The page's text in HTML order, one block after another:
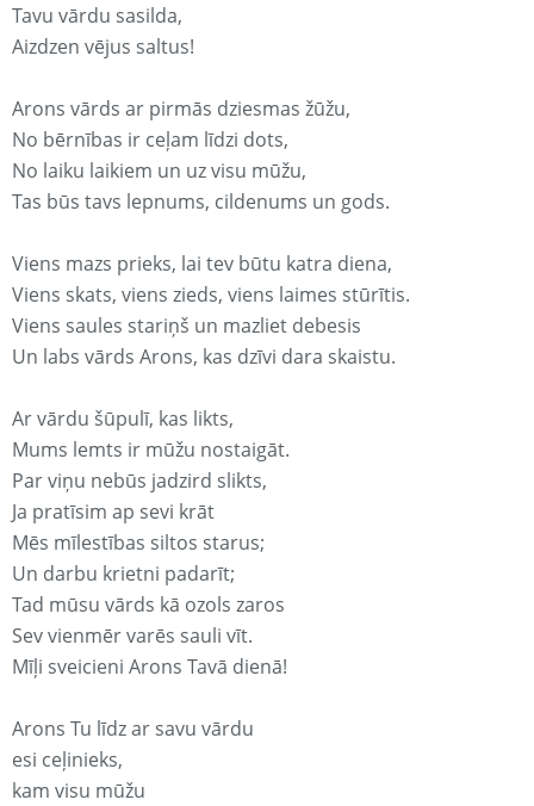
Tavu vārdu sasilda,
Aizdzen vējus saltus!
Arons vārds ar pirmās dziesmas žūžu,
No bērnības ir ceļam līdzi dots,
No laiku laikiem un uz visu mūžu,
Tas būs tavs lepnums, cildenums un gods.
Viens mazs prieks, lai tev būtu katra diena,
Viens skats, viens zieds, viens laimes stūrītis.
Viens saules stariņš un mazliet debesis
Un labs vārds Arons, kas dzīvi dara skaistu.
Ar vārdu šūpulī, kas likts,
Mums lemts ir mūžu nostaigāt.
Par viņu nebūs jadzird slikts,
Ja pratīsim ap sevi krāt
Mēs mīlestības siltos starus;
Un darbu krietni padarīt;
Tad mūsu vārds kā ozols zaros
Sev vienmēr varēs sauli vīt.
Mīļi sveicieni Arons Tavā dienā!
Arons Tu līdz ar savu vārdu
esi ceļinieks,
kam visu mūžu